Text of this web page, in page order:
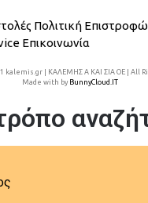
Πολιτική
Επικοινωνία
kalemis.gr | ΚΑΛΕΜΗΣ Α ΚΑΙ ΣΙΑ ΟΕ | All
Made with by BunnyCloud.IT